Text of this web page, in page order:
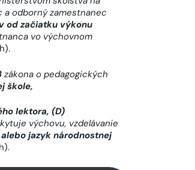
a odborný zamestnanec
od začiatku výkonu
vo výchovnom
zákona o pedagogických
škole,
lektora, (D)
výchovu, vzdelávanie
jazyk národnostnej